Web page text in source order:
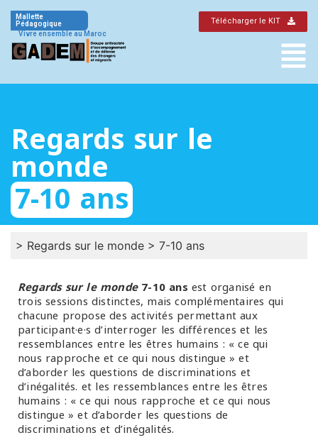
Mallette
Pédagogique
Vivre ensemble au Maroc
Télécharger le KIT
Regards sur le
monde
7-10 ans
> Regards sur le monde > 7-10 ans
Regards sur le monde7-10 ans est organisé en
trois sessions distinctes, mais complémentaires qui
chacune propose des activités permettant aux
participant·e·s d’interroger les différences et les
ressemblances entre les êtres humains : « ce qui
nous rapproche et ce qui nous distingue » et
d’aborder les questions de discriminations et
d’inégalités. et les ressemblances entre les êtres
humains : « ce qui nous rapproche et ce qui nous
distingue » et d’aborder les questions de
discriminations et d’inégalités.